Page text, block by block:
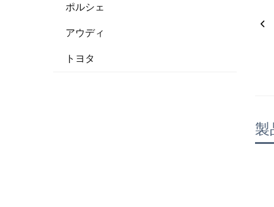
ポルシェ
アウディ
トヨタ
製